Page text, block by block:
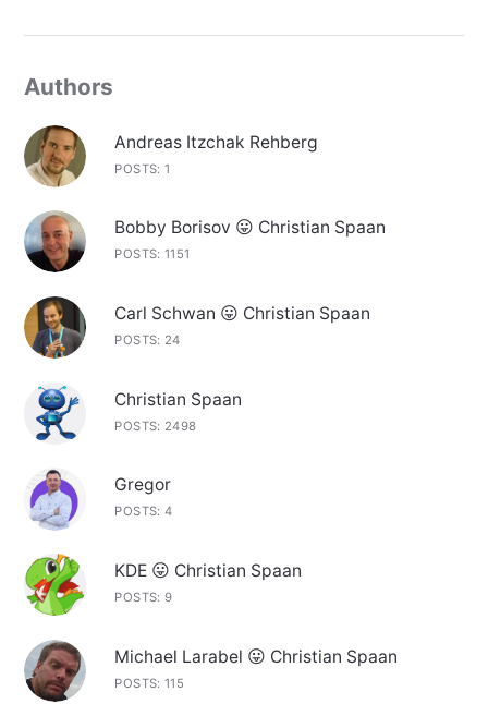
Authors
Andreas Itzchak Rehberg
POSTS: 1
Bobby Borisov 😛 Christian Spaan
POSTS: 1151
Carl Schwan 😛 Christian Spaan
POSTS: 24
Christian Spaan
POSTS: 2498
Gregor
POSTS: 4
KDE 😛 Christian Spaan
POSTS: 9
Michael Larabel 😛 Christian Spaan
POSTS: 115